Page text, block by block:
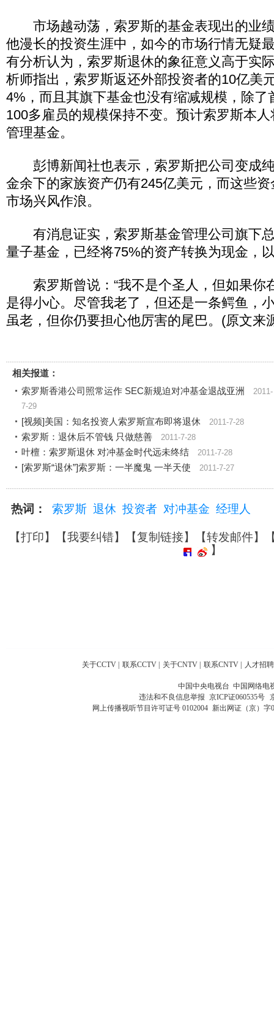
市场越动荡，索罗斯的基金表现出的业
他漫长的投资生涯中，如今的市场行情无疑
有分析认为，索罗斯退休的象征意义高于实
析师指出，索罗斯返还外部投资者的10亿美
4%，而且其旗下基金也没有缩减规模，除了
100多雇员的规模保持不变。预计索罗斯本
管理基金。
彭博新闻社也表示，索罗斯把公司变成
金余下的家族资产仍有245亿美元，而这些
市场兴风作浪。
有消息证实，索罗斯基金管理公司旗下
量子基金，已经将75%的资产转换为现金，
索罗斯曾说：“我不是个圣人，但如果你
是得小心。尽管我老了，但还是一条鳄鱼，
虽老，但你仍要担心他厉害的尾巴。(原文来
相关报道：
索罗斯香港公司照常运作 SEC新规迫对冲基金退战亚洲
2011-
7-29
[视频]美国：知名投资人索罗斯宣布即将退休
2011-7-28
索罗斯：退休后不管钱 只做慈善 2011-7-28
叶檀：索罗斯退休 对冲基金时代远未终结 2011-7-28
[索罗斯“退休”]索罗斯：一半魔鬼 一半天使 2011-7-27
热词： 索罗斯 退休 投资者 对冲基金 经理人
【打印】【我要纠错】【复制链接】【转发邮件】
】
关于CCTV | 联系CCTV | 关于CNTV | 联系CNTV | 人才招聘
中国中央电视台 中国网络电
违法和不良信息举报 京ICP证060535号
网上传播视听节目许可证号 0102004 新出网证（京）